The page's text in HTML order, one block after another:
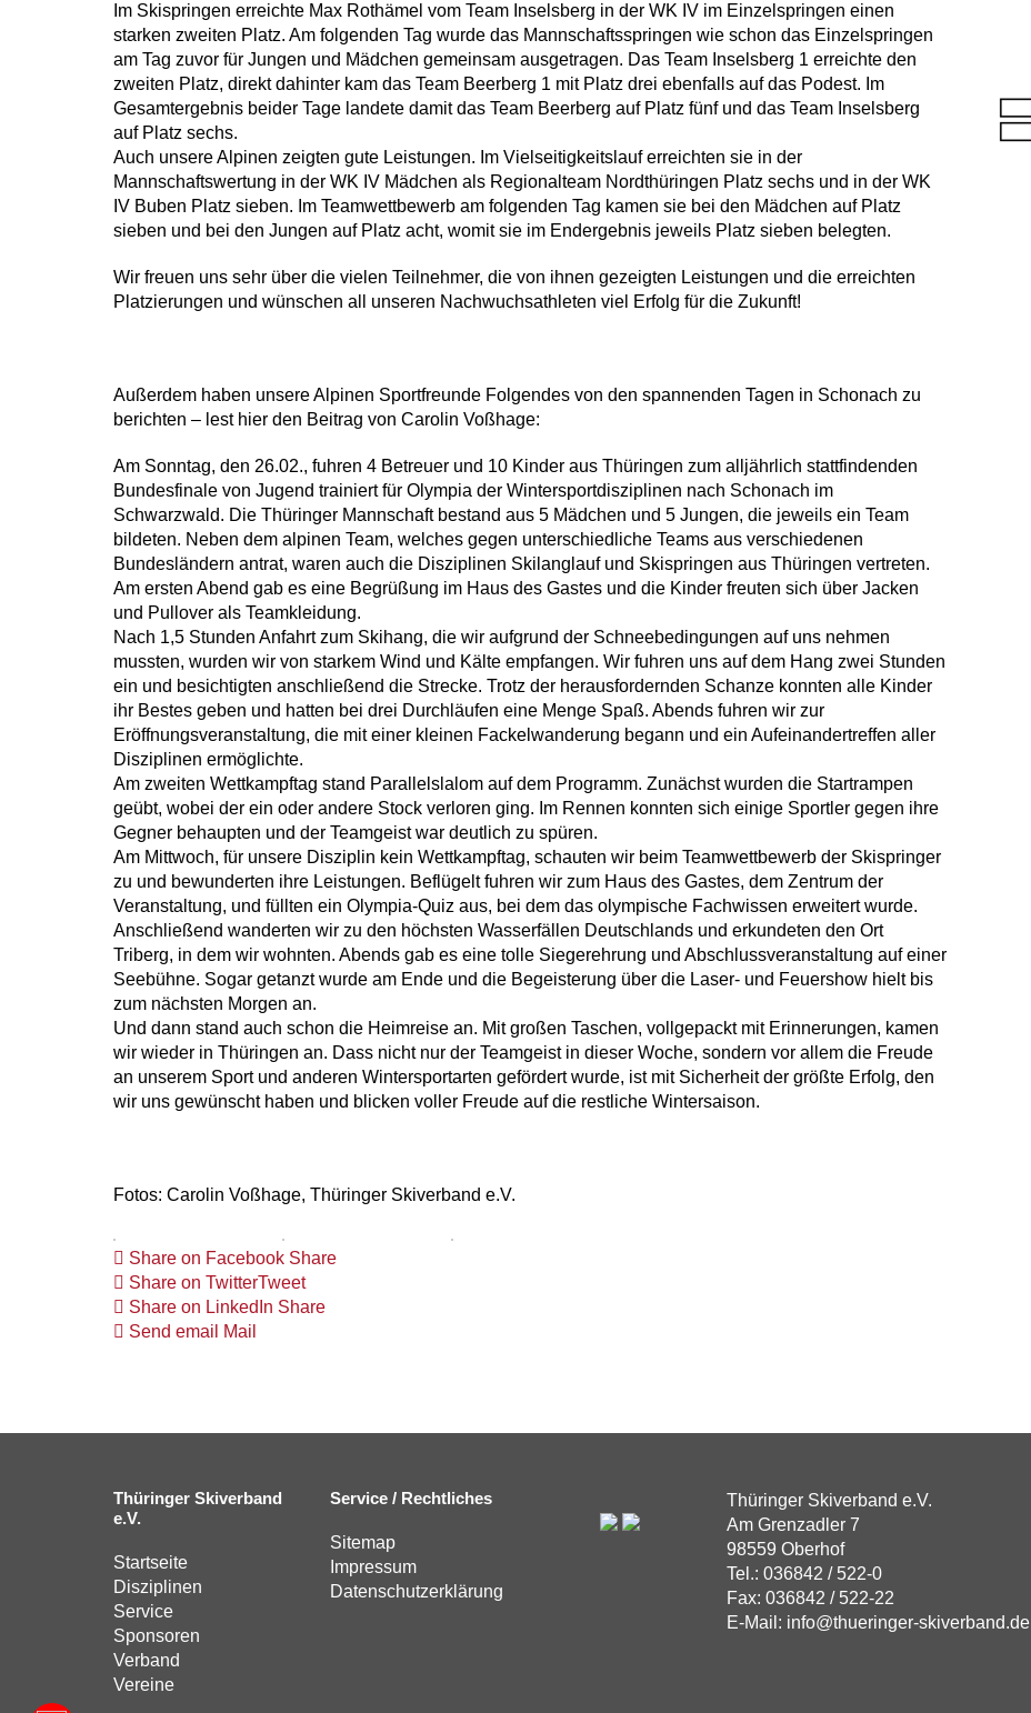
Im Skispringen erreichte Max Rothämel vom Team Inselsberg in der WK IV im Einzelspringen einen
starken zweiten Platz. Am folgenden Tag wurde das Mannschaftsspringen wie schon das Einzelspringen
am Tag zuvor für Jungen und Mädchen gemeinsam ausgetragen. Das Team Inselsberg 1 erreichte den
zweiten Platz, direkt dahinter kam das Team Beerberg 1 mit Platz drei ebenfalls auf das Podest. Im
Gesamtergebnis beider Tage landete damit das Team Beerberg auf Platz fünf und das Team Inselsberg
auf Platz sechs.
Auch unsere Alpinen zeigten gute Leistungen. Im Vielseitigkeitslauf erreichten sie in der
Mannschaftswertung in der WK IV Mädchen als Regionalteam Nordthüringen Platz sechs und in der WK
IV Buben Platz sieben. Im Teamwettbewerb am folgenden Tag kamen sie bei den Mädchen auf Platz
sieben und bei den Jungen auf Platz acht, womit sie im Endergebnis jeweils Platz sieben belegten.
Wir freuen uns sehr über die vielen Teilnehmer, die von ihnen gezeigten Leistungen und die erreichten
Platzierungen und wünschen all unseren Nachwuchsathleten viel Erfolg für die Zukunft!
Außerdem haben unsere Alpinen Sportfreunde Folgendes von den spannenden Tagen in Schonach zu
berichten – lest hier den Beitrag von Carolin Voßhage:
Am Sonntag, den 26.02., fuhren 4 Betreuer und 10 Kinder aus Thüringen zum alljährlich stattfindenden
Bundesfinale von Jugend trainiert für Olympia der Wintersportdisziplinen nach Schonach im
Schwarzwald. Die Thüringer Mannschaft bestand aus 5 Mädchen und 5 Jungen, die jeweils ein Team
bildeten. Neben dem alpinen Team, welches gegen unterschiedliche Teams aus verschiedenen
Bundesländern antrat, waren auch die Disziplinen Skilanglauf und Skispringen aus Thüringen vertreten.
Am ersten Abend gab es eine Begrüßung im Haus des Gastes und die Kinder freuten sich über Jacken
und Pullover als Teamkleidung.
Nach 1,5 Stunden Anfahrt zum Skihang, die wir aufgrund der Schneebedingungen auf uns nehmen
mussten, wurden wir von starkem Wind und Kälte empfangen. Wir fuhren uns auf dem Hang zwei Stunden
ein und besichtigten anschließend die Strecke. Trotz der herausfordernden Schanze konnten alle Kinder
ihr Bestes geben und hatten bei drei Durchläufen eine Menge Spaß. Abends fuhren wir zur
Eröffnungsveranstaltung, die mit einer kleinen Fackelwanderung begann und ein Aufeinandertreffen aller
Disziplinen ermöglichte.
Am zweiten Wettkampftag stand Parallelslalom auf dem Programm. Zunächst wurden die Startrampen
geübt, wobei der ein oder andere Stock verloren ging. Im Rennen konnten sich einige Sportler gegen ihre
Gegner behaupten und der Teamgeist war deutlich zu spüren.
Am Mittwoch, für unsere Disziplin kein Wettkampftag, schauten wir beim Teamwettbewerb der Skispringer
zu und bewunderten ihre Leistungen. Beflügelt fuhren wir zum Haus des Gastes, dem Zentrum der
Veranstaltung, und füllten ein Olympia-Quiz aus, bei dem das olympische Fachwissen erweitert wurde.
Anschließend wanderten wir zu den höchsten Wasserfällen Deutschlands und erkundeten den Ort
Triberg, in dem wir wohnten. Abends gab es eine tolle Siegerehrung und Abschlussveranstaltung auf einer
Seebühne. Sogar getanzt wurde am Ende und die Begeisterung über die Laser- und Feuershow hielt bis
zum nächsten Morgen an.
Und dann stand auch schon die Heimreise an. Mit großen Taschen, vollgepackt mit Erinnerungen, kamen
wir wieder in Thüringen an. Dass nicht nur der Teamgeist in dieser Woche, sondern vor allem die Freude
an unserem Sport und anderen Wintersportarten gefördert wurde, ist mit Sicherheit der größte Erfolg, den
wir uns gewünscht haben und blicken voller Freude auf die restliche Wintersaison.
Fotos: Carolin Voßhage, Thüringer Skiverband e.V.
Share on Facebook Share
Share on TwitterTweet
Share on LinkedIn Share
Send email
Mail
Thüringer Skiverband
e.V.
Startseite
Disziplinen
Service
Sponsoren
Verband
Vereine
Service / Rechtliches
Sitemap
Impressum
Datenschutzerklärung
Thüringer Skiverband e.V.
Am Grenzadler 7
98559 Oberhof
Tel.: 036842 / 522-0
Fax: 036842 / 522-22
E-Mail: info@thueringer-skiverband.de